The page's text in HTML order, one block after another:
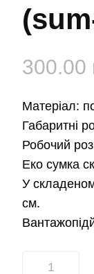
300.00
Матеріал:
Габаритні
Робочий
Еко сумка
У
см.